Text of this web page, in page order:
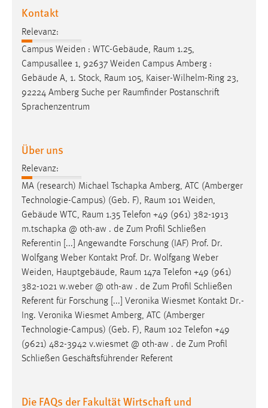
Kontakt
Relevanz:
Campus Weiden : WTC-Gebäude, Raum 1.25,
Campusallee 1, 92637 Weiden Campus Amberg :
Gebäude A, 1. Stock, Raum 105, Kaiser-Wilhelm-Ring 23,
92224 Amberg Suche per Raumfinder Postanschrift
Sprachenzentrum
Über uns
Relevanz:
MA (research) Michael Tschapka Amberg, ATC (Amberger
Technologie-Campus) (Geb. F), Raum 101 Weiden,
Gebäude WTC, Raum 1.35 Telefon +49 (961) 382-1913
m.tschapka @ oth-aw . de Zum Profil Schließen
Referentin [...] Angewandte Forschung (IAF) Prof. Dr.
Wolfgang Weber Kontakt Prof. Dr. Wolfgang Weber
Weiden, Hauptgebäude, Raum 147a Telefon +49 (961)
382-1021 w.weber @ oth-aw . de Zum Profil Schließen
Referent für Forschung [...] Veronika Wiesmet Kontakt Dr.-
Ing. Veronika Wiesmet Amberg, ATC (Amberger
Technologie-Campus) (Geb. F), Raum 102 Telefon +49
(9621) 482-3942 v.wiesmet @ oth-aw . de Zum Profil
Schließen Geschäftsführender Referent
Die FAQs der Fakultät Wirtschaft und
EXTERNE MEDIEN
Plattformen anzeigen zu können, werden von diesen
externen Medien Cookies gesetzt.
YouTube